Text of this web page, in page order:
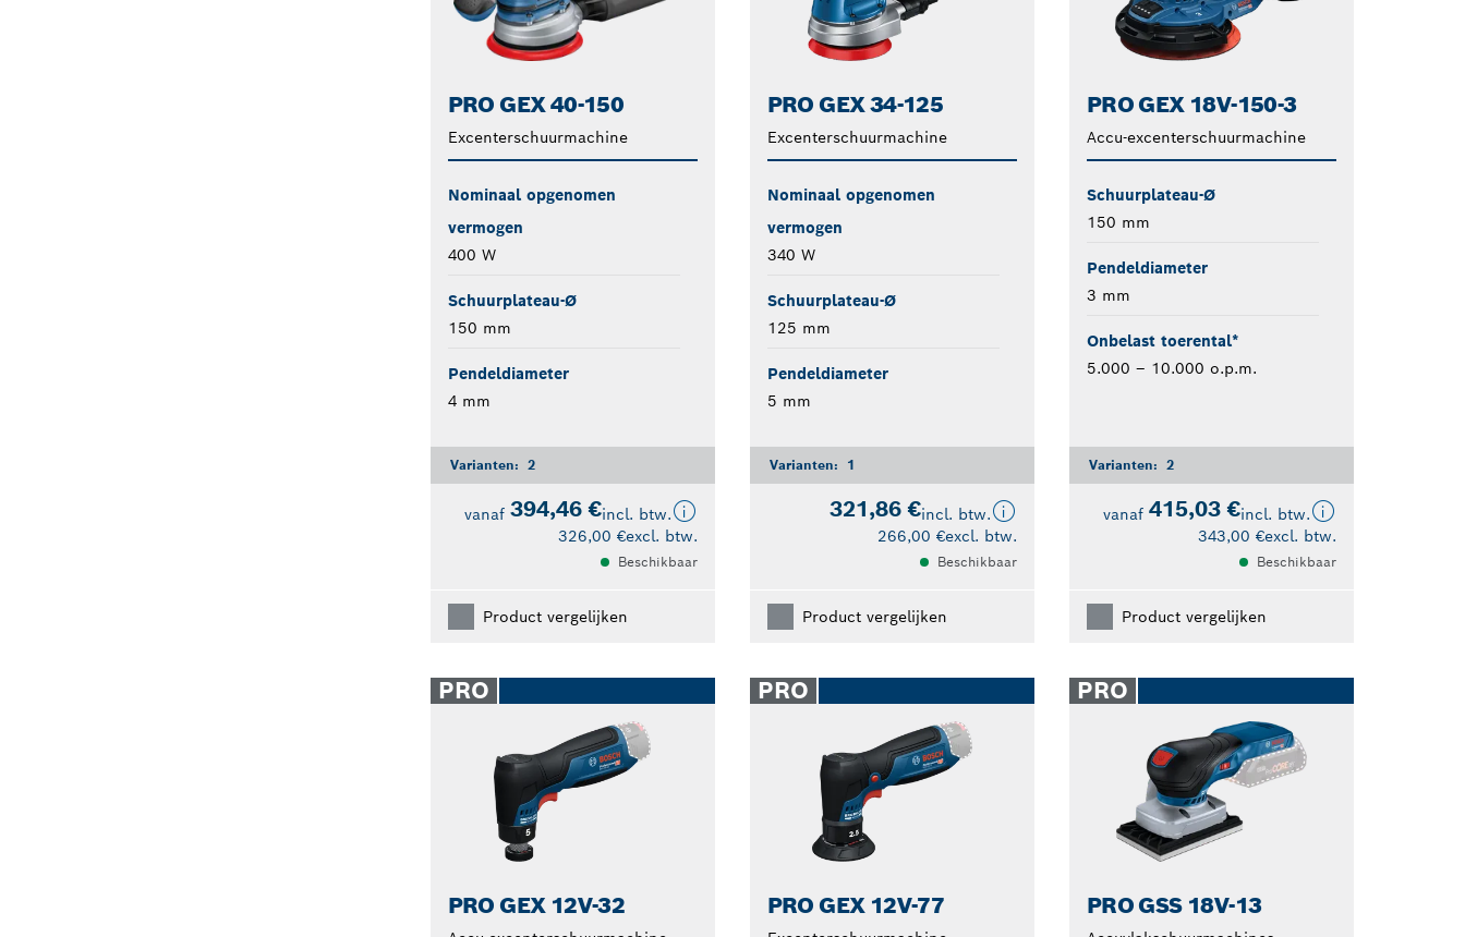
PRO GEX 40-150
Excenterschuurmachine
Nominaal opgenomen
vermogen
400 W
Schuurplateau-Ø
150 mm
Pendeldiameter
4 mm
Varianten: 2
vanaf 394,46 €incl. btw.
326,00 €excl. btw.
Beschikbaar
Product vergelijken
PRO GEX 34-125
Excenterschuurmachine
Nominaal opgenomen
vermogen
340 W
Schuurplateau-Ø
125 mm
Pendeldiameter
5 mm
Varianten: 1
321,86 €incl. btw.
266,00 €excl. btw.
Beschikbaar
Product vergelijken
PRO GEX 18V-150-3
Accu-excenterschuurmachine
Schuurplateau-Ø
150 mm
Pendeldiameter
3 mm
Onbelast toerental*
5.000 – 10.000 o.p.m.
Varianten: 2
vanaf 415,03 €incl. btw.
343,00 €excl. btw.
Beschikbaar
Product vergelijken
PRO
PRO GEX 12V-32
PRO
PRO GEX 12V-77
PRO
PRO GSS 18V-13